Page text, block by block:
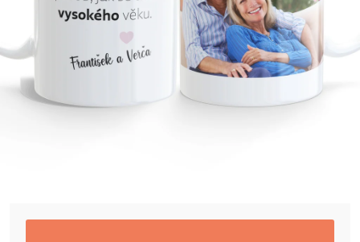
Kolekce
Oblečení